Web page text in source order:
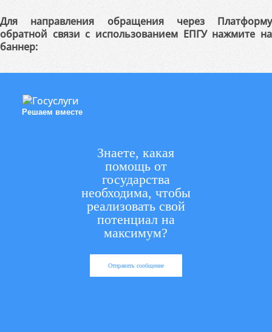
Для направления обращения через Платформу
обратной связи с использованием ЕПГУ нажмите на
баннер:
Решаем вместе
Знаете, какая
помощь от
государства
необходима, чтобы
реализовать свой
потенциал на
максимум?
Отправить сообщение